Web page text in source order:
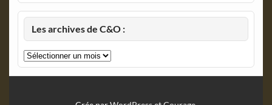
Les archives de C&O :
Les
archives